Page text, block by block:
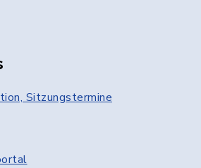
Sitzungstermine